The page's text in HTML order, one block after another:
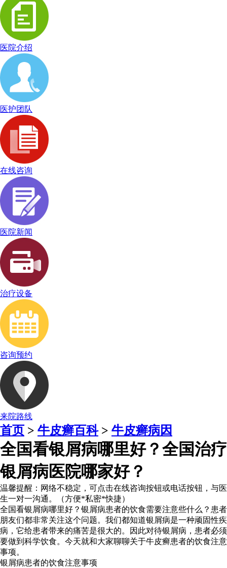
医院介绍
医护团队
在线咨询
医院新闻
治疗设备
咨询预约
来院路线
首页 > 牛皮癣百科> 牛皮癣病因
全国看银屑病哪里好？全国治疗
银屑病医院哪家好？
温馨提醒： 网络不稳定，可点击在线咨询按钮或电话按钮，与医
生一对一沟通。（方便*私密*快捷）
全国看银屑病哪里好？银屑病患者的饮食需要注意些什么？患者
朋友们都非常关注这个问题。我们都知道银屑病是一种顽固性疾
病，它给患者带来的痛苦是很大的。因此对待银屑病，患者必须
要做到科学饮食。今天就和大家聊聊关于牛皮癣患者的饮食注意
事项。
银屑病患者的饮食注意事项